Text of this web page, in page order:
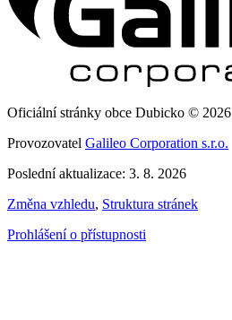
Oficiální stránky obce Dubicko © 2026
Provozovatel Galileo Corporation s.r.o.
Poslední aktualizace: 3. 8. 2026
Změna vzhledu, Struktura stránek
Prohlášení o přístupnosti